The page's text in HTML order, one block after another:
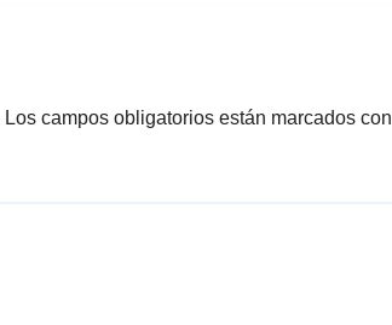
Los campos obligatorios están marcados con